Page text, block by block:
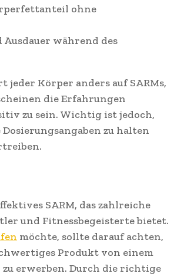
ohne
während des
Körper anders auf SARMs,
die Erfahrungen
zu sein. Wichtig ist jedoch,
Dosierungsangaben zu halten
SARM, das zahlreiche
und Fitnessbegeisterte bietet.
möchte, sollte darauf achten,
Produkt von einem
zu erwerben. Durch die richtige